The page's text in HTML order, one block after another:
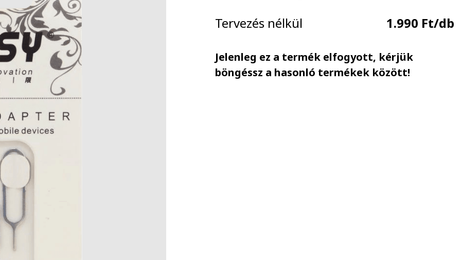
Tervezés nélkül 1.990 Ft/db
Jelenleg ez a termék elfogyott, kérjük
böngéssz a hasonló termékek között!